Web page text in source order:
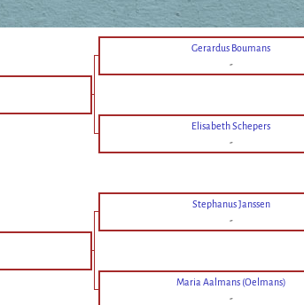
Gerardus Boumans
-
Elisabeth Schepers
-
Stephanus Janssen
-
Maria Aalmans (Oelmans)
-